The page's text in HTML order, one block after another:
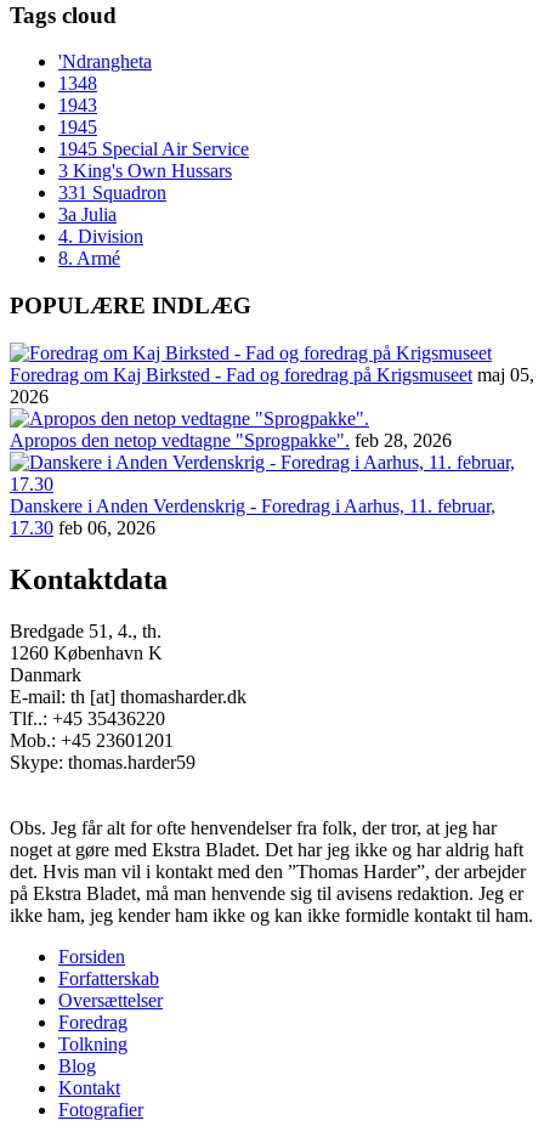
Tags cloud
'Ndrangheta
1348
1943
1945
1945 Special Air Service
3 King's Own Hussars
331 Squadron
3a Julia
4. Division
8. Armé
POPULÆRE INDLÆG
Foredrag om Kaj Birksted - Fad og foredrag på Krigsmuseet maj 05,
2026
Apropos den netop vedtagne "Sprogpakke". feb 28, 2026
Danskere i Anden Verdenskrig - Foredrag i Aarhus, 11. februar,
17.30 feb 06, 2026
Kontaktdata
Bredgade 51, 4., th.
1260 København K
Danmark
E-mail: th [at] thomasharder.dk
Tlf..: +45 35436220
Mob.: +45 23601201
Skype: thomas.harder59
Obs. Jeg får alt for ofte henvendelser fra folk, der tror, at jeg har
noget at gøre med Ekstra Bladet. Det har jeg ikke og har aldrig haft
det. Hvis man vil i kontakt med den ”Thomas Harder”, der arbejder
på Ekstra Bladet, må man henvende sig til avisens redaktion. Jeg er
ikke ham, jeg kender ham ikke og kan ikke formidle kontakt til ham.
Footer
menu
Forsiden
Forfatterskab
Oversættelser
Foredrag
Tolkning
Blog
Kontakt
Fotografier